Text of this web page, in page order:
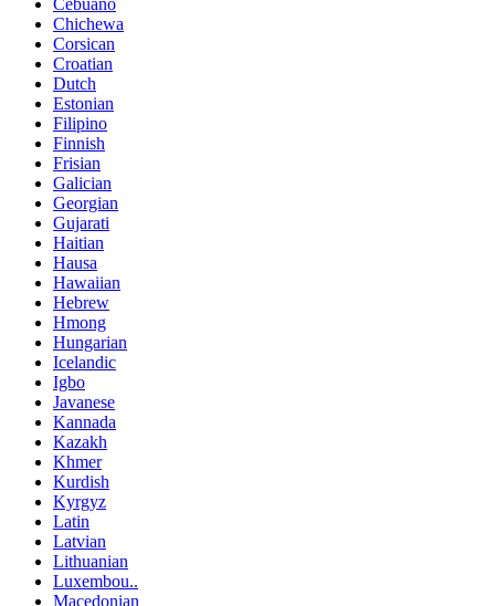
Cebuano
Chichewa
Corsican
Croatian
Dutch
Estonian
Filipino
Finnish
Frisian
Galician
Georgian
Gujarati
Haitian
Hausa
Hawaiian
Hebrew
Hmong
Hungarian
Icelandic
Igbo
Javanese
Kannada
Kazakh
Khmer
Kurdish
Kyrgyz
Latin
Latvian
Lithuanian
Luxembou..
Macedonian